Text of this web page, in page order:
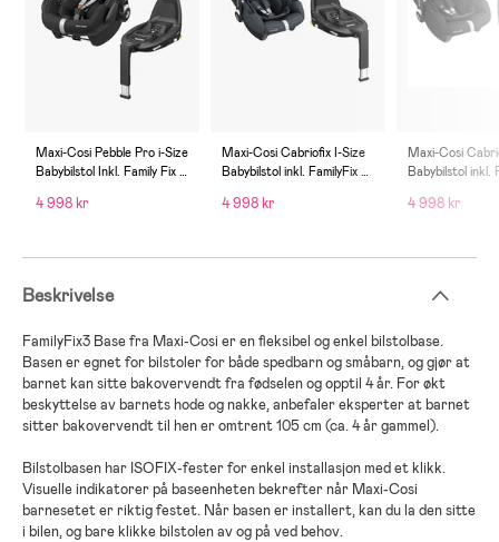
Maxi-Cosi Pebble Pro i-Size
Babybilstol Inkl. Family Fix 3
4 998 kr
Maxi-Cosi Cabriofix I-Size
Babybilstol inkl. FamilyFix 3
4 998 kr
Maxi-Cosi
Babybilstol inkl.
4 998 kr
Beskrivelse
FamilyFix3 Base fra Maxi-Cosi er en fleksibel og enkel bilstolbase.
Basen er egnet for bilstoler for både spedbarn og småbarn, og gjør at
barnet kan sitte bakovervendt fra fødselen og opptil 4 år. For økt
beskyttelse av barnets hode og nakke, anbefaler eksperter at barnet
sitter bakovervendt til hen er omtrent 105 cm (ca. 4 år gammel).
Bilstolbasen har ISOFIX-fester for enkel installasjon med et klikk.
Visuelle indikatorer på baseenheten bekrefter når Maxi-Cosi
barnesetet er riktig festet. Når basen er installert, kan du la den sitte
i bilen, og bare klikke bilstolen av og på ved behov.